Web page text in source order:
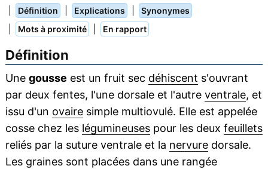
Définition Explications Synonymes
Mots à proximité En rapport
Définition
Une gousse est un fruit sec déhiscent s'ouvrant
par deux fentes, l'une dorsale et l'autre ventrale, et
issu d'un ovairesimple multiovulé. Elle est appelée
cosse chez les légumineusespour les deux feuillets
reliés par la suture ventrale et la nervuredorsale.
Les graines sont placées dans une rangée